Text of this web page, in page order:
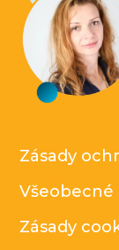
Zásady
Zásady